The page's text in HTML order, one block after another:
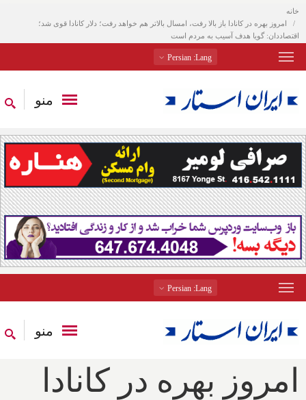
خانه
امروز بهره در کانادا باز بالا رفت، امسال بالاتر هم خواهد رفت؛ دلار کانادا قوی شد؛
اقتصاددان: گویا هدف آسیب به مردم است
Lang
: Persian
منو
Lang
: Persian
منو
امروز بهره در کانادا